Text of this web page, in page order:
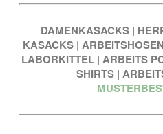
DAMENKASACKS |
KASACKS |
LABORKITTEL | ARBEITS
SHIRTS |